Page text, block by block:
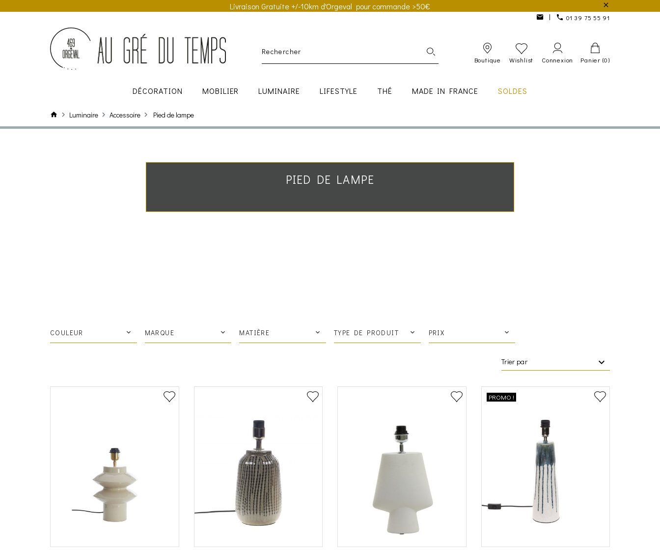
Livraison Gratuite +/-10km d'Orgeval pour commande >50€
01 39 75 55 91
Boutique Wishlist Connexion Panier (0)
DÉCORATION MOBILIER LUMINAIRE LIFESTYLE THÉ MADE IN FRANCE SOLDES
Luminaire Accessoire Pied de lampe
PIED DE LAMPE
COULEUR MARQUE MATIÈRE TYPE DE PRODUIT PRIX
Trier par
PROMO !